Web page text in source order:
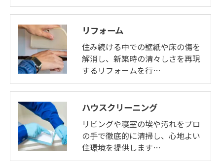
リフォーム
住み続ける中での壁紙や床の傷を
解消し、新築時の清々しさを再現
するリフォームを行…
ハウスクリーニング
リビングや寝室の埃や汚れをプロ
の手で徹底的に清掃し、心地よい
住環境を提供します…